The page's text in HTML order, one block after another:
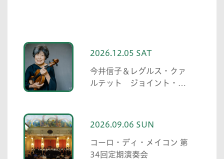
2026.12.05 SAT
今井信子＆レグルス・クァ
ルテット ジョイント・コ
2026.09.06 SUN
コーロ・ディ・メイコン 第
34回定期演奏会